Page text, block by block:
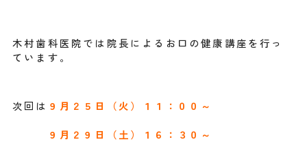
木村歯科医院では院長によるお口の健康講座を行っ
ています。
次回は ９月２５日（火）１１：００～
９月２９日（土）１６：３０～